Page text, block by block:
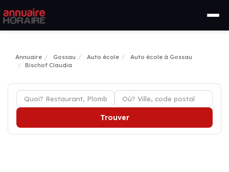
Annuaire Gossau Auto école
Auto école à Gossau
Bischof Claudia
Trouver